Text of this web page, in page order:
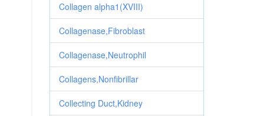
Collagen alpha1(XVIII)
Collagenase,Fibroblast
Collagenase,Neutrophil
Collagens,Nonfibrillar
Collecting Duct,Kidney